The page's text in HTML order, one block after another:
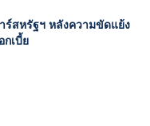
ร์สหรัฐฯ หลังความขัดแย้ง
เบี้ย